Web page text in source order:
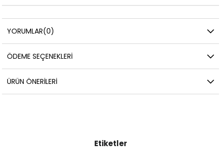
YORUMLAR(0)
ÖDEME SEÇENEKLERI
ÜRÜN ÖNERILERI
Etiketler